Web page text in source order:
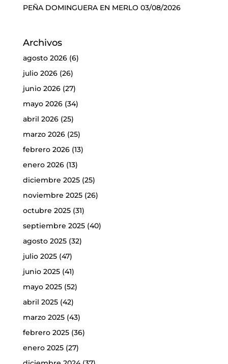
PEÑA DOMINGUERA EN MERLO 03/08/2026
Archivos
agosto 2026(6)
julio 2026(26)
junio 2026(27)
mayo 2026(34)
abril 2026(25)
marzo 2026(25)
febrero 2026(13)
enero 2026(13)
diciembre 2025(25)
noviembre 2025(26)
octubre 2025(31)
septiembre 2025(40)
agosto 2025(32)
julio 2025(47)
junio 2025(41)
mayo 2025(52)
abril 2025(42)
marzo 2025(43)
febrero 2025(36)
enero 2025(27)